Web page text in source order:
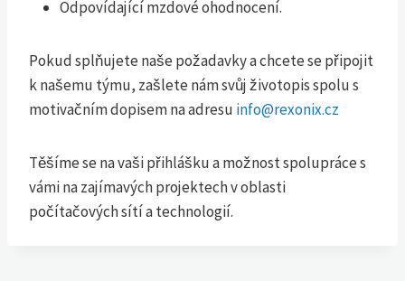
Odpovídající mzdové ohodnocení.
Pokud splňujete naše požadavky a chcete se připojit
k našemu týmu, zašlete nám svůj životopis spolu s
motivačním dopisem na adresu info@rexonix.cz
Těšíme se na vaši přihlášku a možnost spolupráce s
vámi na zajímavých projektech v oblasti
počítačových sítí a technologií.